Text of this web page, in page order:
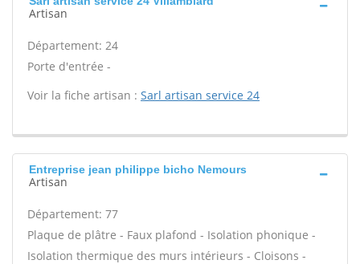
Artisan
Département: 24
Porte d'entrée -
Voir la fiche artisan : Sarl artisan service 24
Entreprise jean philippe bicho Nemours
Artisan
Département: 77
Plaque de plâtre - Faux plafond - Isolation phonique -
Isolation thermique des murs intérieurs - Cloisons -